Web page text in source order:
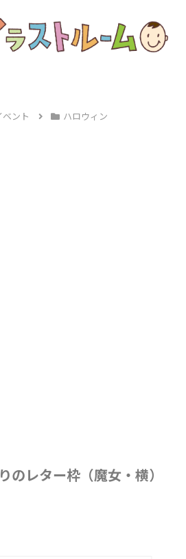
ント ハロウィン
のレター枠（魔女・横）